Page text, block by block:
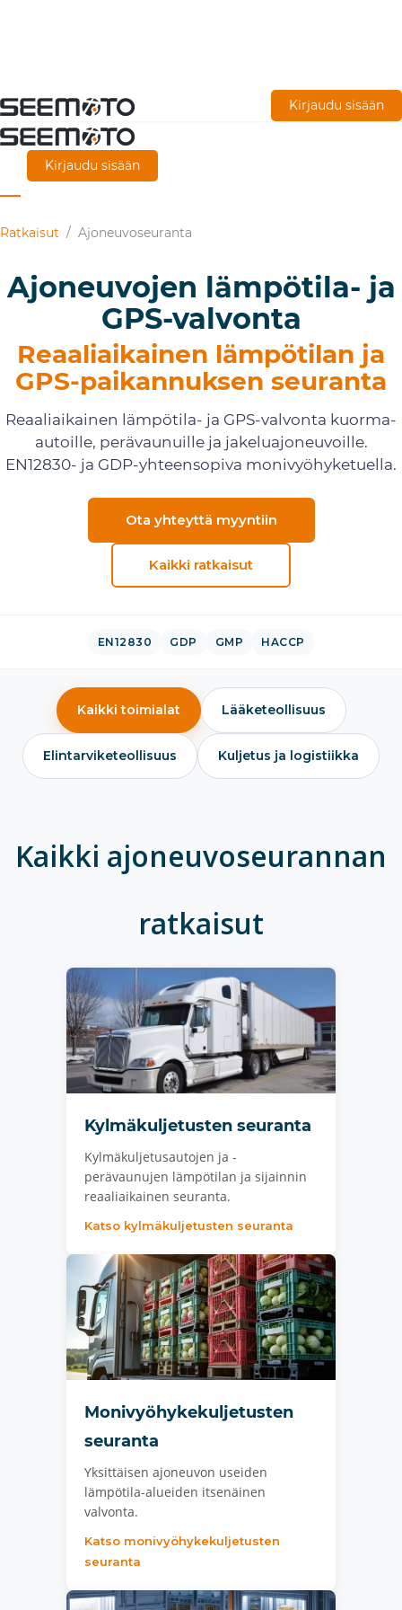
Siirry
pääsisältöön
Kirjaudu sisään
Kirjaudu sisään
Ratkaisut / Ajoneuvoseuranta
Ajoneuvojen lämpötila- ja
GPS-valvonta
Reaaliaikainen lämpötilan ja
GPS-paikannuksen seuranta
Reaaliaikainen lämpötila- ja GPS-valvonta kuorma-
autoille, perävaunuille ja jakeluajoneuvoille.
EN12830- ja GDP-yhteensopiva monivyöhyketuella.
Ota yhteyttä myyntiin
Kaikki ratkaisut
EN12830 GDP GMP HACCP
Kaikki toimialat Lääketeollisuus
Elintarviketeollisuus Kuljetus ja logistiikka
Kaikki ajoneuvoseurannan
ratkaisut
Kylmäkuljetusten seuranta
Kylmäkuljetusautojen ja -
perävaunujen lämpötilan ja sijainnin
reaaliaikainen seuranta.
Katso kylmäkuljetusten seuranta
Monivyöhykekuljetusten
seuranta
Yksittäisen ajoneuvon useiden
lämpötila-alueiden itsenäinen
valvonta.
Katso monivyöhykekuljetusten
seuranta